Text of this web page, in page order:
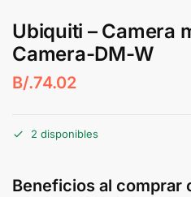
Ubiquiti – Camera
Camera-DM-W
B/.74.02
2 disponibles
Beneficios al comprar